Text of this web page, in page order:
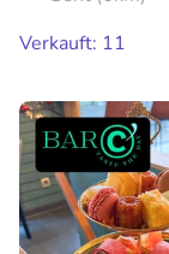
Verkauft: 11